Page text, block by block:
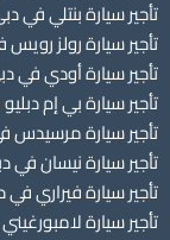
تأجير سيارة بنتلي في
تأجير سيارة رولز
تأجير سيارة أودي في
تأجير سيارة بي إم
تأجير سيارة مرسيدس
تأجير سيارة نيسان في
تأجير سيارة فيراري
تأجير سيارة